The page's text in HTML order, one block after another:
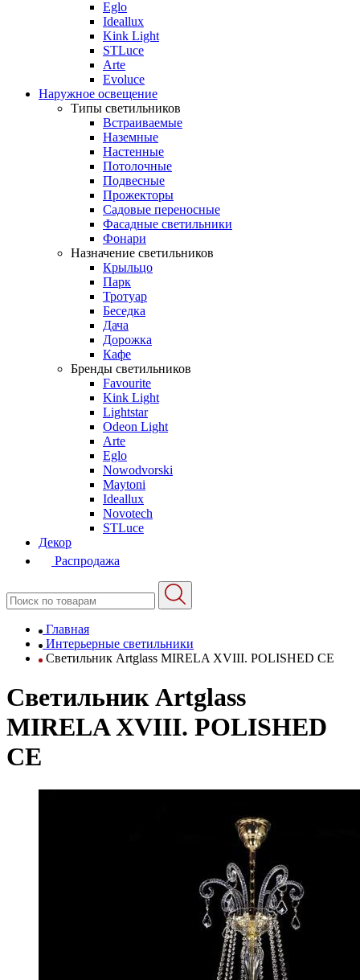
Eglo
Ideallux
Kink Light
STLuce
Arte
Evoluce
Наружное освещение
Типы светильников
Встраиваемые
Наземные
Настенные
Потолочные
Подвесные
Прожекторы
Садовые переносные
Фасадные светильники
Фонари
Назначение светильников
Крыльцо
Парк
Тротуар
Беседка
Дача
Дорожка
Кафе
Бренды светильников
Favourite
Kink Light
Lightstar
Odeon Light
Arte
Eglo
Nowodvorski
Maytoni
Ideallux
Novotech
STLuce
Декор
Распродажа
Главная
Интерьерные светильники
Светильник Artglass MIRELA XVIII. POLISHED CE
Светильник Artglass
MIRELA XVIII. POLISHED
CE